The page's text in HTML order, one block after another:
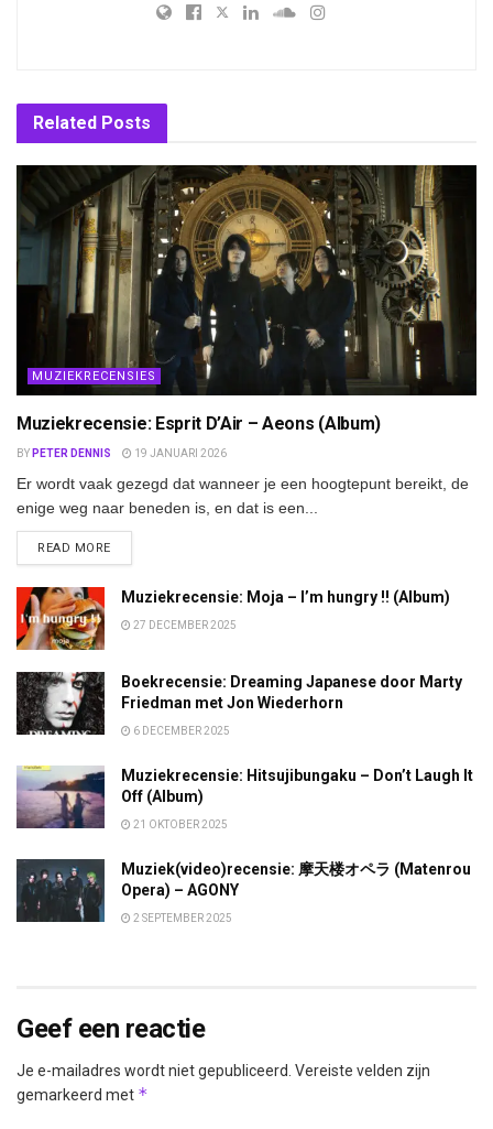
Related Posts
MUZIEKRECENSIES
Muziekrecensie: Esprit D’Air – Aeons (Album)
BY PETER DENNIS 19 JANUARI 2026
Er wordt vaak gezegd dat wanneer je een hoogtepunt bereikt, de
enige weg naar beneden is, en dat is een...
READ MOREDETAILS
Muziekrecensie: Moja – I’m hungry !! (Album)
27 DECEMBER 2025
Boekrecensie: Dreaming Japanese door Marty
Friedman met Jon Wiederhorn
6 DECEMBER 2025
Muziekrecensie: Hitsujibungaku – Don’t Laugh It
Off (Album)
21 OKTOBER 2025
Muziek(video)recensie: 摩天楼オペラ (Matenrou
Opera) – AGONY
2 SEPTEMBER 2025
Geef een reactie
Je e-mailadres wordt niet gepubliceerd. Vereiste velden zijn
gemarkeerd met *